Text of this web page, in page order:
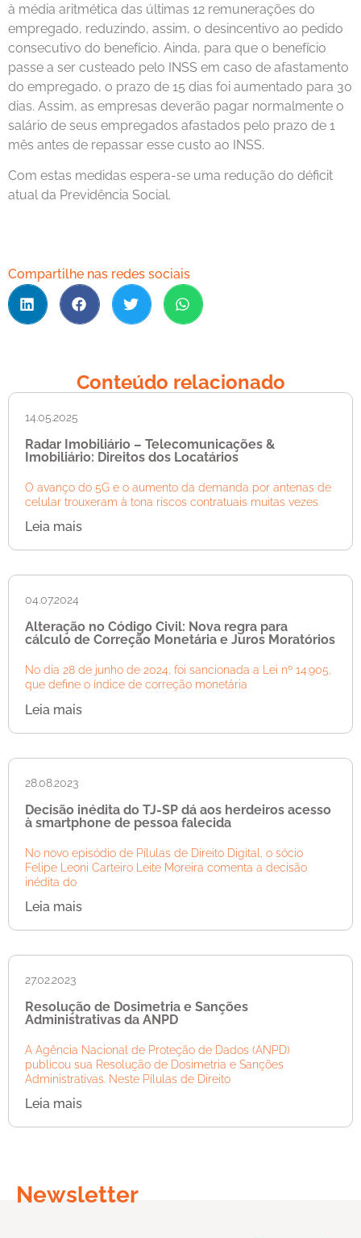
à média aritmética das últimas 12 remunerações do
empregado, reduzindo, assim, o desincentivo ao pedido
consecutivo do benefício. Ainda, para que o benefício
passe a ser custeado pelo INSS em caso de afastamento
do empregado, o prazo de 15 dias foi aumentado para 30
dias. Assim, as empresas deverão pagar normalmente o
salário de seus empregados afastados pelo prazo de 1
mês antes de repassar esse custo ao INSS.
Com estas medidas espera-se uma redução do déficit
atual da Previdência Social.
Compartilhe nas redes sociais
Conteúdo relacionado
14.05.2025
Radar Imobiliário – Telecomunicações &
Imobiliário: Direitos dos Locatários
O avanço do 5G e o aumento da demanda por antenas de
celular trouxeram à tona riscos contratuais muitas vezes
Leia mais
04.07.2024
Alteração no Código Civil: Nova regra para
cálculo de Correção Monetária e Juros Moratórios
No dia 28 de junho de 2024, foi sancionada a Lei nº 14.905,
que define o índice de correção monetária
Leia mais
28.08.2023
Decisão inédita do TJ-SP dá aos herdeiros acesso
à smartphone de pessoa falecida
No novo episódio de Pílulas de Direito Digital, o sócio
Felipe Leoni Carteiro Leite Moreira comenta a decisão
inédita do
Leia mais
27.02.2023
Resolução de Dosimetria e Sanções
Administrativas da ANPD
A Agência Nacional de Proteção de Dados (ANPD)
publicou sua Resolução de Dosimetria e Sanções
Administrativas. Neste Pílulas de Direito
Leia mais
Newsletter